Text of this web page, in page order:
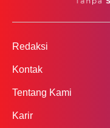
Redaksi
Kontak
Tentang Kami
Karir